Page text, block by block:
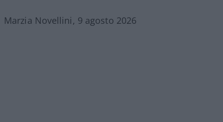
Marzia Novellini, 9 agosto 2026